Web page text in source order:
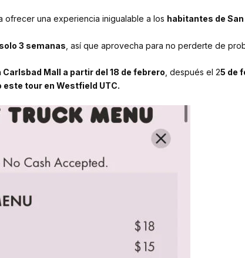
ofrecer una experiencia inigualable a los habitantes de
solo 3 semanas , así que aprovecha para no perderte de
Carlsbad Mall a partir del 18 de febrero , después el 25 de
este tour en Westfield UTC.